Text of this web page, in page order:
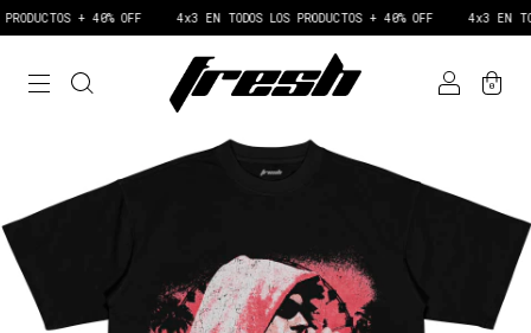
+ 40% OFF 4x3 EN TODOS LOS PRODUCTOS + 40% OFF 4x3 EN
0